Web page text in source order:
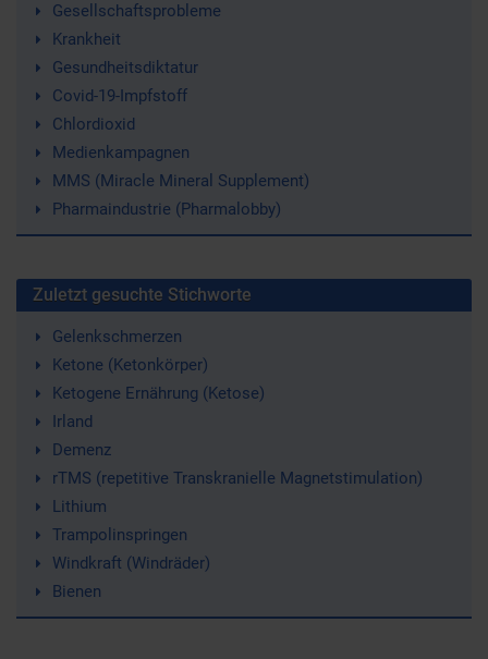
Gesellschaftsprobleme
Krankheit
Gesundheitsdiktatur
Covid-19-Impfstoff
Chlordioxid
Medienkampagnen
MMS (Miracle Mineral Supplement)
Pharmaindustrie (Pharmalobby)
Zuletzt gesuchte Stichworte
Gelenkschmerzen
Ketone (Ketonkörper)
Ketogene Ernährung (Ketose)
Irland
Demenz
rTMS (repetitive Transkranielle Magnetstimulation)
Lithium
Trampolinspringen
Windkraft (Windräder)
Bienen